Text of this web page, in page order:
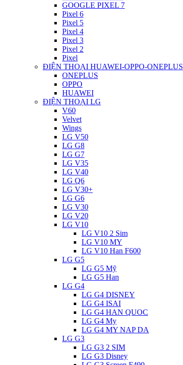
GOOGLE PIXEL 7
Pixel 6
Pixel 5
Pixel 4
Pixel 3
Pixel 2
Pixel
ĐIỆN THOẠI HUAWEI-OPPO-ONEPLUS
ONEPLUS
OPPO
HUAWEI
ĐIỆN THOẠI LG
V60
Velvet
Wings
LG V50
LG G8
LG G7
LG V35
LG V40
LG Q6
LG V30+
LG G6
LG V30
LG V20
LG V10
LG V10 2 Sim
LG V10 MY
LG V10 Han F600
LG G5
LG G5 Mỹ
LG G5 Han
LG G4
LG G4 DISNEY
LG G4 ISAI
LG G4 HAN QUOC
LG G4 My
LG G4 MY NAP DA
LG G3
LG G3 2 SIM
LG G3 Disney